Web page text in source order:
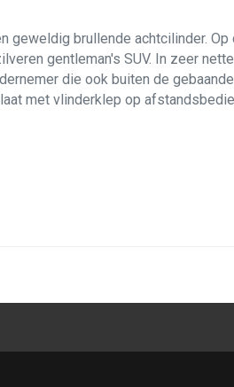
brullende achtcilinder. Op
gentleman's SUV. In zeer
die ook buiten de
met vlinderklep op